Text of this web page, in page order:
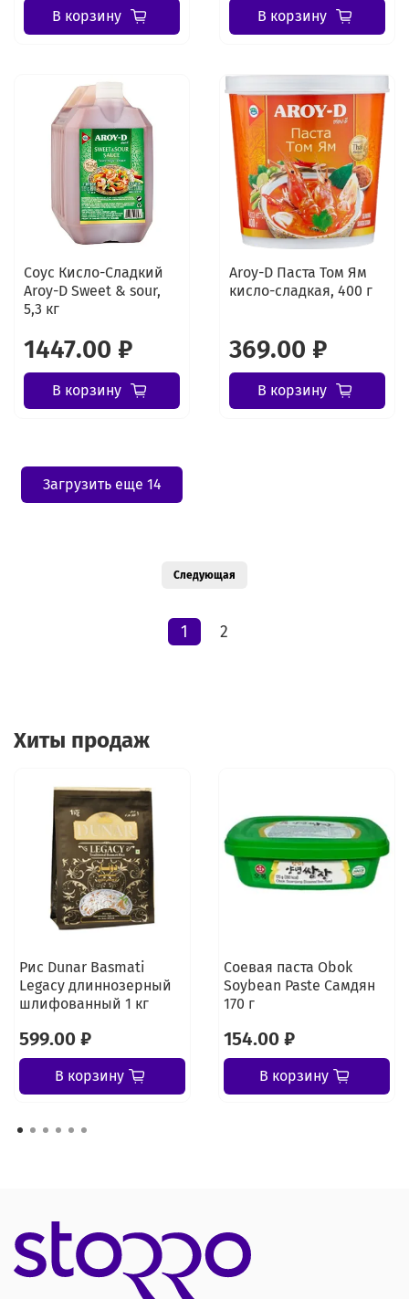
В корзину В корзину
Соус Кисло-Сладкий
Aroy-D Sweet & sour,
5,3 кг
1447.00 ₽
В корзину
Aroy-D Паста Том Ям
кисло-сладкая, 400 г
369.00 ₽
В корзину
Загрузить еще 14
1 2
Следующая
Хиты продаж
Рис Dunar Basmati
Legacy длиннозерный
шлифованный 1 кг
599.00 ₽
В корзину
Соевая паста Obok
Soybean Paste Самдян
170 г
154.00 ₽
В корзину